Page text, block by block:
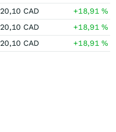
20,10 CAD +18,91%
20,10 CAD +18,91%
20,10 CAD +18,91%